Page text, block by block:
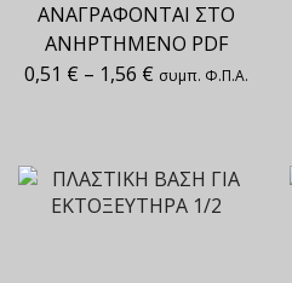
ΑΝΑΓΡΑΦΟΝΤΑΙ ΣΤΟ
ΑΝΗΡΤΗΜΕΝΟ PDF
0,51 € – 1,56 € συμπ. Φ.Π.Α.